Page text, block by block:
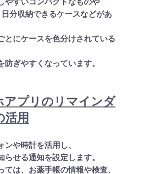
分収納できるケースなどがあ
とにケースを色分けされている
防ぎやすくなっています。
プリのリマインダ
活用
ンや時計を活用し、
らせる通知を設定します。
ては、お薬手帳の情報や検査、